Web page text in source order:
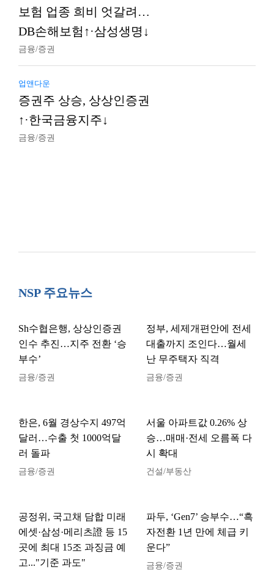
보험 업종 희비 엇갈려…
DB손해보험↑·삼성생명↓
금융/증권
업앤다운
증권주 상승, 상상인증권
↑·한국금융지주↓
금융/증권
NSP 주요뉴스
Sh수협은행, 상상인증권
인수 추진…지주 전환 ‘승
부수’
금융/증권
정부, 세제개편안에 전세
대출까지 조인다…월세
난 무주택자 직격
금융/증권
한은, 6월 경상수지 497억
달러…수출 첫 1000억달
러 돌파
금융/증권
서울 아파트값 0.26% 상
승…매매·전세 오름폭 다
시 확대
건설/부동산
공정위, 국고채 담합 미래
에셋·삼성·메리츠證 등 15
곳에 최대 15조 과징금 예
고..."기준 과도"
파두, ‘Gen7’ 승부수…“흑
자전환 1년 만에 체급 키
운다”
금융/증권